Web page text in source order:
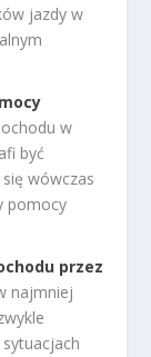
jazdy w
w
być
wówczas
pomocy
przez
najmniej